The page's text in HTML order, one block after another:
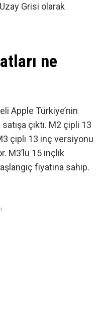
Uzay Grisi olarak
ne
Apple Türkiye’nin
satışa çıktı. M2 çipli 13
çipli 13 inç versiyonu
M3’lü 15 inçlik
fiyatına sahip.